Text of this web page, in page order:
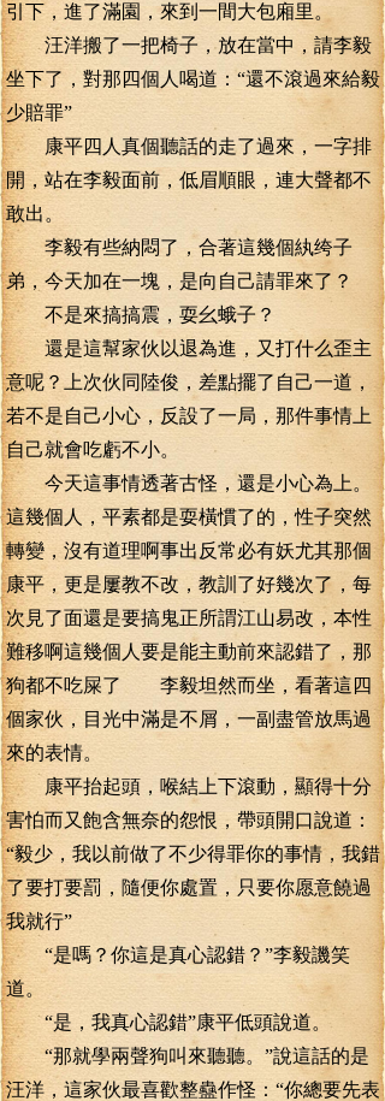
引下，進了滿園，來到一間大包廂里。
汪洋搬了一把椅子，放在當中，請李毅
坐下了，對那四個人喝道：“還不滾過來給毅
少賠罪”
康平四人真個聽話的走了過來，一字排
開，站在李毅面前，低眉順眼，連大聲都不
敢出。
李毅有些納悶了，合著這幾個紈绔子
弟，今天加在一塊，是向自己請罪來了？
不是來搞搞震，耍幺蛾子？
還是這幫家伙以退為進，又打什么歪主
意呢？上次伙同陸俊，差點擺了自己一道，
若不是自己小心，反設了一局，那件事情上
自己就會吃虧不小。
今天這事情透著古怪，還是小心為上。
這幾個人，平素都是耍橫慣了的，性子突然
轉變，沒有道理啊事出反常必有妖尤其那個
康平，更是屢教不改，教訓了好幾次了，每
次見了面還是要搞鬼正所謂江山易改，本性
難移啊這幾個人要是能主動前來認錯了，那
狗都不吃屎了 李毅坦然而坐，看著這四
個家伙，目光中滿是不屑，一副盡管放馬過
來的表情。
康平抬起頭，喉結上下滾動，顯得十分
害怕而又飽含無奈的怨恨，帶頭開口說道：
“毅少，我以前做了不少得罪你的事情，我錯
了要打要罰，隨便你處置，只要你愿意饒過
我就行”
“是嗎？你這是真心認錯？”李毅譏笑
道。
“是，我真心認錯”康平低頭說道。
“那就學兩聲狗叫來聽聽。”說這話的是
汪洋，這家伙最喜歡整蠱作怪：“你總要先表